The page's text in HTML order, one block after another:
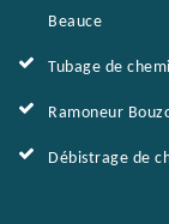
Beauce
Tubage de
Ramoneur
Débistrage de